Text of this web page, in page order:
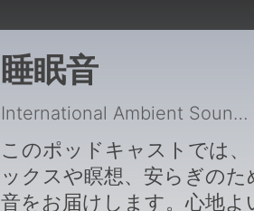
睡眠音
International Ambient Sounds
このポッドキャストでは
ックスや瞑想、安らぎのた
音をお届けします。心地よ